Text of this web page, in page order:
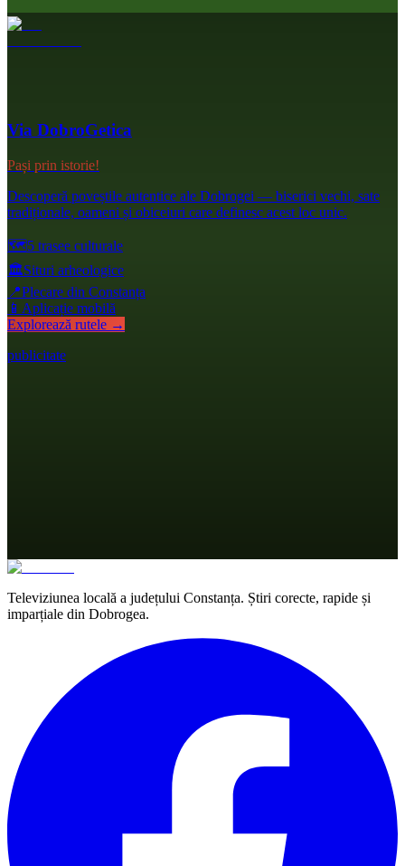
Via DobroGetica
Pași prin istorie!
Descoperă poveștile autentice ale Dobrogei — biserici vechi, sate
tradiționale, oameni și obiceiuri care definesc acest loc unic.
🗺️5 trasee culturale
🏛️Situri arheologice
📍Plecare din Constanța
📱 Aplicație mobilă
Explorează rutele →
publicitate
Televiziunea locală a județului Constanța. Știri corecte, rapide și
imparțiale din Dobrogea.